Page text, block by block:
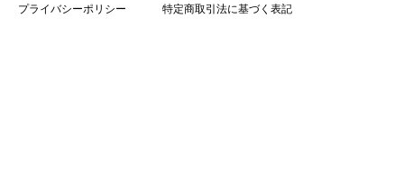
プライバシーポリシー 特定商取引法に基づく表記